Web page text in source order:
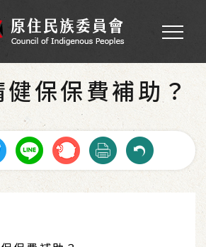
首頁 FAQ
保保費補助？